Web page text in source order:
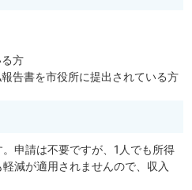
方
告書を市役所に提出されている方
申請は不要ですが、1人でも所得
減が適用されませんので、収入